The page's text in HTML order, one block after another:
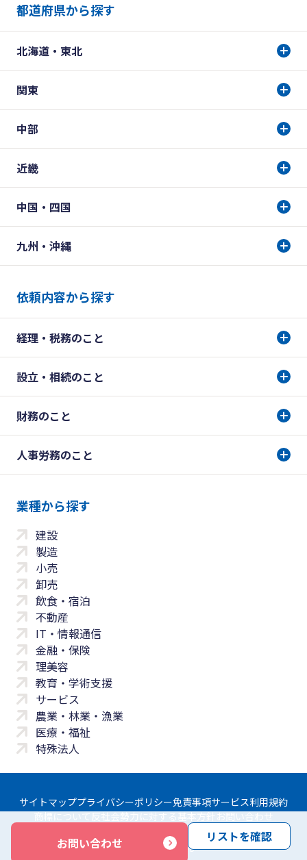
お問い合わせ リストを確認
都道府県から探す
北海道・東北
関東
中部
近畿
中国・四国
九州・沖縄
依頼内容から探す
経理・税務のこと
設立・相続のこと
財務のこと
人事労務のこと
業種から探す
建設
製造
小売
卸売
飲食・宿泊
不動産
IT・情報通信
金融・保険
理美容
教育・学術支援
サービス
農業・林業・漁業
医療・福祉
特殊法人
サイトマッププライバシーポリシー免責事項サービス利用規約
商標について 反社会勢力に対する基本方針 お問い合わせ
Copyright © Yayoi Co., Ltd. All rights reserved.